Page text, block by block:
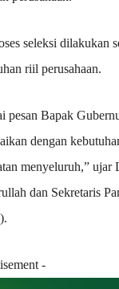
seleksi dilakukan
riil perusahaan.
pesan Bapak
dengan
menyeluruh,” ujar
dan Sekretaris
-